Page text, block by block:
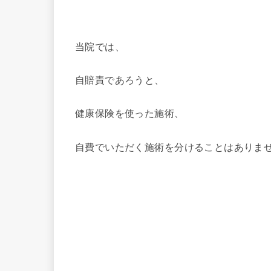
当院では、
自賠責であろうと、
健康保険を使った施術、
自費でいただく施術を分けることはありま